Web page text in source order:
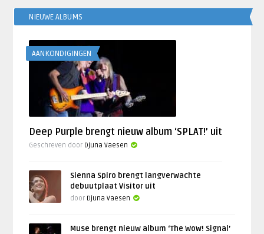
NIEUWE ALBUMS
AANKONDIGINGEN
Deep Purple brengt nieuw album ‘SPLAT!’ uit
Geschreven door Djuna Vaesen
Sienna Spiro brengt langverwachte
debuutplaat Visitor uit
door Djuna Vaesen
Muse brengt nieuw album ‘The Wow! Signal’